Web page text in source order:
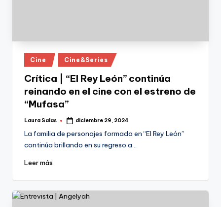
Publicado
en
Cine Cine&Series
Crítica | “El Rey León” continúa
reinando en el cine con el estreno de
“Mufasa”
Publicado
Laura Salas diciembre 29, 2024
La familia de personajes formada en “El Rey León”
continúa brillando en su regreso a…
Leer más